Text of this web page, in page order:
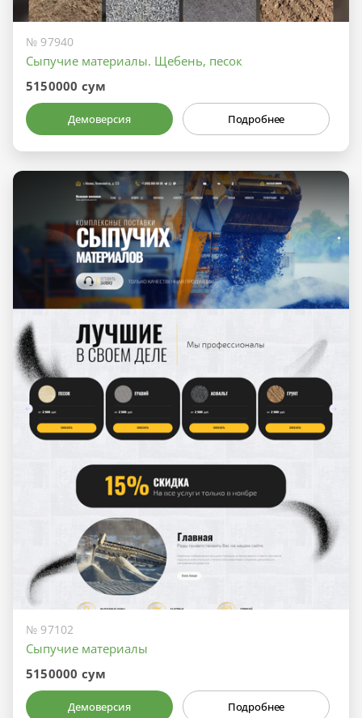
№ 97940
Сыпучие материалы. Щебень, песок
5150000 сум
Демоверсия Подробнее
№ 97102
Сыпучие материалы
5150000 сум
Демоверсия Подробнее